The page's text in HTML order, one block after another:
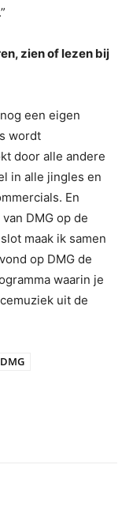
zien of lezen bij
een eigen
wordt
door alle andere
in alle jingles en
En
DMG op de
maak ik samen
op DMG de
waarin je
uit de
DMG